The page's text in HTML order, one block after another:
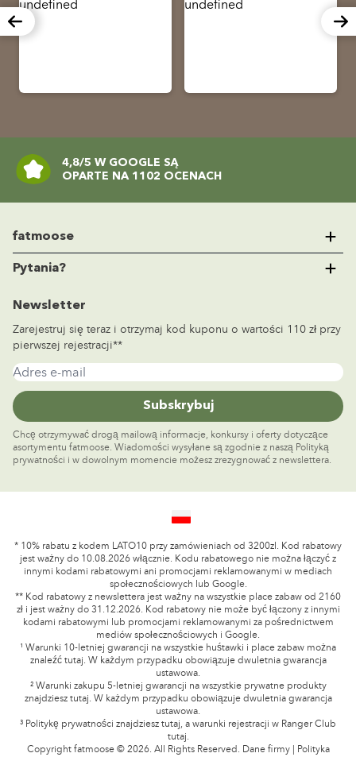
4,8/5 W GOOGLE SĄ
OPARTE NA 1102 OCENACH
fatmoose
O nas
Inspiration
Obsługa klienta
Sposoby płatności
Wysyłka
Zwrot & Zamiana
Oświadczenie gwarancyjne
Odstąpienie od umowy
Anulowanie umowy
Pytania?
FAQ
Skontaktuj się z nami
Newsletter
Zarejestruj się teraz i otrzymaj kod kuponu o wartości 110 zł przy
pierwszej rejestracji**
Adres e-mail
Subskrybuj
Chcę otrzymywać drogą mailową informacje, konkursy i oferty dotyczące
asortymentu fatmoose. Wiadomości wysyłane są zgodnie z naszą Polityką
prywatności i w dowolnym momencie możesz zrezygnować z newslettera.
* 10% rabatu z kodem LATO10 przy zamówieniach od 3200zl. Kod rabatowy
jest ważny do 10.08.2026 włącznie. Kodu rabatowego nie można łączyć z
innymi kodami rabatowymi ani promocjami reklamowanymi w mediach
społecznościowych lub Google.
** Kod rabatowy z newslettera jest ważny na wszystkie place zabaw od 2160
zł i jest ważny do 31.12.2026. Kod rabatowy nie może być łączony z innymi
kodami rabatowymi lub promocjami reklamowanymi za pośrednictwem
mediów społecznościowych i Google.
¹ Warunki 10-letniej gwarancji na wszystkie huśtawki i place zabaw można
znaleźć tutaj . W każdym przypadku obowiązuje dwuletnia gwarancja
ustawowa.
² Warunki zakupu 5-letniej gwarancji na wszystkie prywatne produkty
znajdziesz tutaj . W każdym przypadku obowiązuje dwuletnia gwarancja
ustawowa.
³ Politykę prywatności znajdziesz tutaj , a warunki rejestracji w Ranger Club
tutaj
Copyright fatmoose © 2026. All Rights Reserved. Dane firmy| Polityka